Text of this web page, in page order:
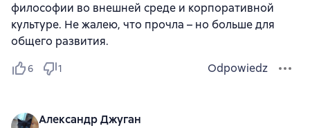
философии во внешней среде и корпоративной
культуре. Не жалею, что прочла – но больше для
общего развития.
6 1 Odpowiedz
Александр Джуган